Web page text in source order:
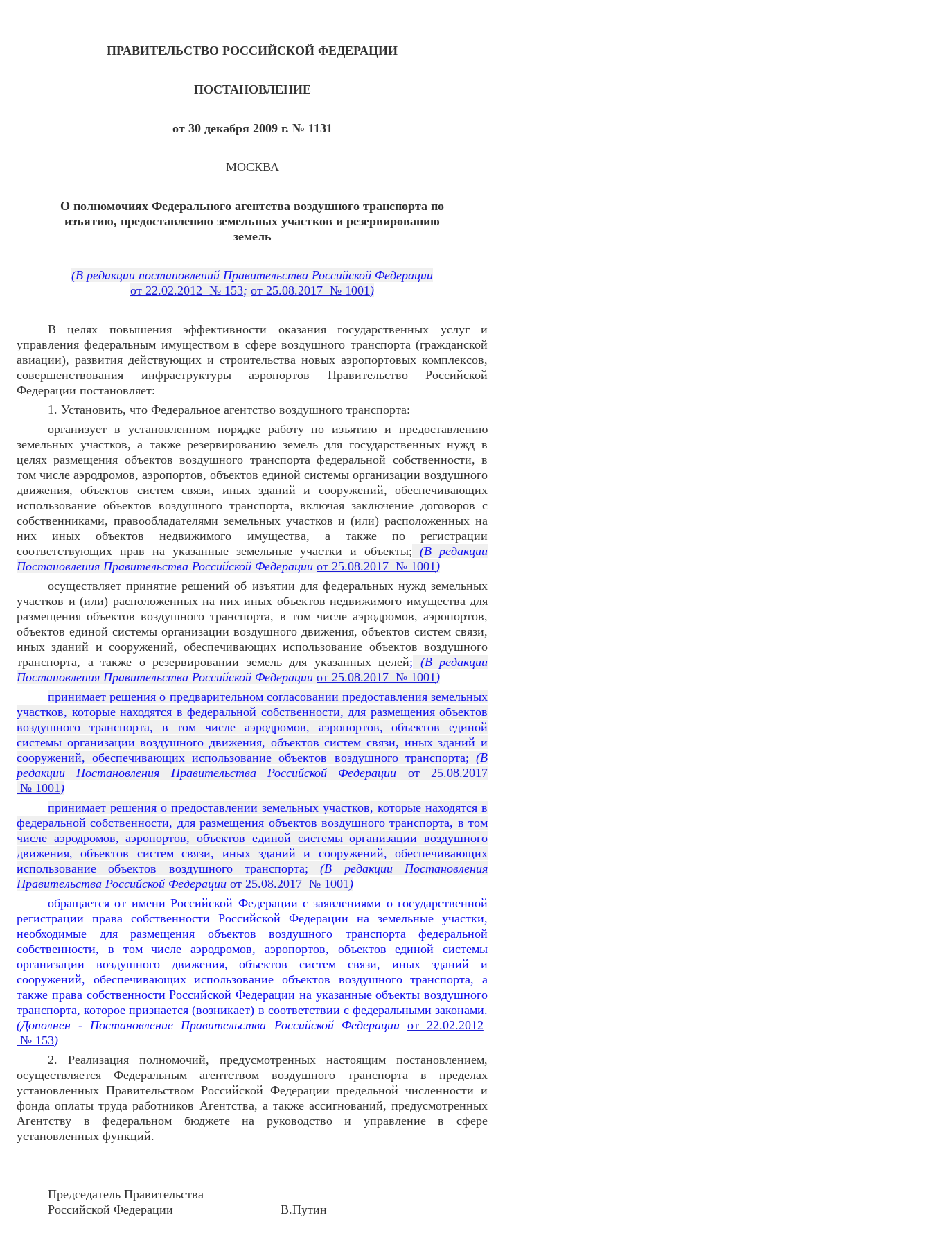
ПРАВИТЕЛЬСТВО РОССИЙСКОЙ ФЕДЕРАЦИИ
ПОСТАНОВЛЕНИЕ
от 30 декабря 2009 г. № 1131
МОСКВА
О полномочиях Федерального агентства воздушного транспорта по
изъятию, предоставлению земельных участков и резервированию
земель
(В редакции постановлений Правительства Российской Федерации
от 22.02.2012 № 153; от 25.08.2017 № 1001)
В целях повышения эффективности оказания государственных услуг и
управления федеральным имуществом в сфере воздушного транспорта (гражданской
авиации), развития действующих и строительства новых аэропортовых комплексов,
совершенствования инфраструктуры аэропортов Правительство Российской
Федерации постановляет:
1. Установить, что Федеральное агентство воздушного транспорта:
организует в установленном порядке работу по изъятию и предоставлению
земельных участков, а также резервированию земель для государственных нужд в
целях размещения объектов воздушного транспорта федеральной собственности, в
том числе аэродромов, аэропортов, объектов единой системы организации воздушного
движения, объектов систем связи, иных зданий и сооружений, обеспечивающих
использование объектов воздушного транспорта, включая заключение договоров с
собственниками, правообладателями земельных участков и (или) расположенных на
них иных объектов недвижимого имущества, а также по регистрации
соответствующих прав на указанные земельные участки и объекты; (В редакции
Постановления Правительства Российской Федерации от 25.08.2017 № 1001)
осуществляет принятие решений об изъятии для федеральных нужд земельных
участков и (или) расположенных на них иных объектов недвижимого имущества для
размещения объектов воздушного транспорта, в том числе аэродромов, аэропортов,
объектов единой системы организации воздушного движения, объектов систем связи,
иных зданий и сооружений, обеспечивающих использование объектов воздушного
транспорта, а также о резервировании земель для указанных целей; (В редакции
Постановления Правительства Российской Федерации от 25.08.2017 № 1001)
принимает решения о предварительном согласовании предоставления земельных
участков, которые находятся в федеральной собственности, для размещения объектов
воздушного транспорта, в том числе аэродромов, аэропортов, объектов единой
системы организации воздушного движения, объектов систем связи, иных зданий и
сооружений, обеспечивающих использование объектов воздушного транспорта; (В
редакции Постановления Правительства Российской Федерации от 25.08.2017
№ 1001)
принимает решения о предоставлении земельных участков, которые находятся в
федеральной собственности, для размещения объектов воздушного транспорта, в том
числе аэродромов, аэропортов, объектов единой системы организации воздушного
движения, объектов систем связи, иных зданий и сооружений, обеспечивающих
использование объектов воздушного транспорта; (В редакции Постановления
Правительства Российской Федерации от 25.08.2017 № 1001)
обращается от имени Российской Федерации с заявлениями о государственной
регистрации права собственности Российской Федерации на земельные участки,
необходимые для размещения объектов воздушного транспорта федеральной
собственности, в том числе аэродромов, аэропортов, объектов единой системы
организации воздушного движения, объектов систем связи, иных зданий и
сооружений, обеспечивающих использование объектов воздушного транспорта, а
также права собственности Российской Федерации на указанные объекты воздушного
транспорта, которое признается (возникает) в соответствии с федеральными законами.
(Дополнен - Постановление Правительства Российской Федерации от 22.02.2012
№ 153)
2. Реализация полномочий, предусмотренных настоящим постановлением,
осуществляется Федеральным агентством воздушного транспорта в пределах
установленных Правительством Российской Федерации предельной численности и
фонда оплаты труда работников Агентства, а также ассигнований, предусмотренных
Агентству в федеральном бюджете на руководство и управление в сфере
установленных функций.
Председатель Правительства
Российской Федерации В.Путин